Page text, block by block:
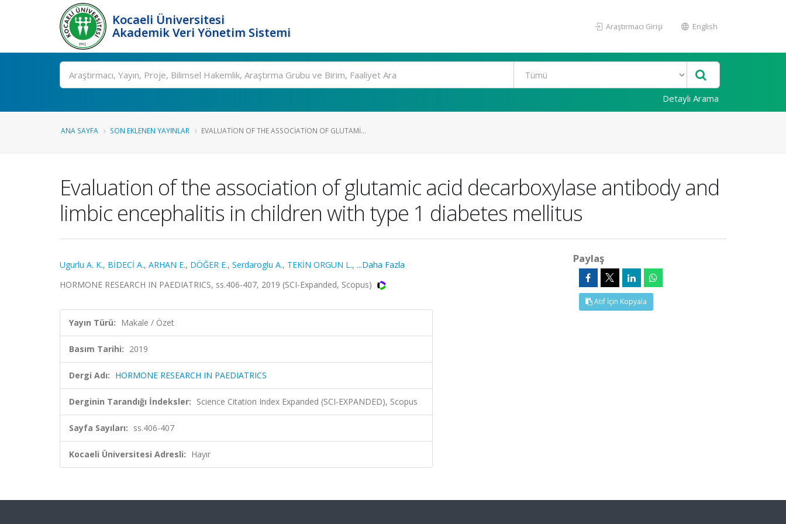
Kocaeli Üniversitesi
Akademik Veri Yönetim Sistemi
Araştırmacı Girişi English
Ara
Detaylı Arama
ANA SAYFA SON EKLENEN YAYINLAR EVALUATION OF THE ASSOCIATION OF GLUTAMI...
Evaluation of the association of glutamic acid decarboxylase antibody and
limbic encephalitis in children with type 1 diabetes mellitus
Ugurlu A. K., BİDECİ A., ARHAN E., DÖĞER E., Serdaroglu A., TEKİN ORGUN L., ...Daha Fazla
HORMONE RESEARCH IN PAEDIATRICS, ss.406-407, 2019 (SCI-Expanded, Scopus)
Yayın Türü: Makale / Özet
Basım Tarihi: 2019
Dergi Adı: HORMONE RESEARCH IN PAEDIATRICS
Derginin Tarandığı İndeksler: Science Citation Index Expanded (SCI-EXPANDED), Scopus
Sayfa Sayıları: ss.406-407
Kocaeli Üniversitesi Adresli: Hayır
Paylaş
Atıf İçin Kopyala